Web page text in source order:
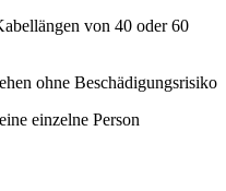
von 40 oder 60
ohne Beschädigungsrisiko
einzelne Person